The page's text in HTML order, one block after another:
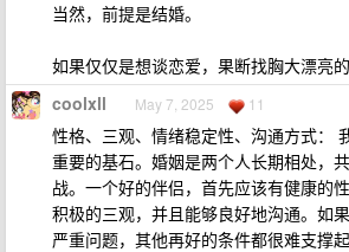
当然，前提是结婚。
如果仅仅是想谈恋爱，果断找胸大漂亮的
coolxll May 7, 2025 11
性格、三观、情绪稳定性、沟通方式：
重要的基石。婚姻是两个人长期相处，
战。一个好的伴侣，首先应该有健康的
积极的三观，并且能够良好地沟通。如
严重问题，其他再好的条件都很难支撑